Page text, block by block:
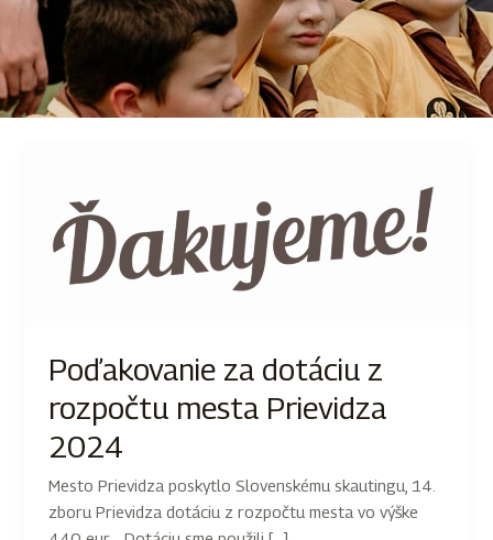
Poďakovanie za dotáciu z
rozpočtu mesta Prievidza
2024
Mesto Prievidza poskytlo Slovenskému skautingu, 14.
zboru Prievidza dotáciu z rozpočtu mesta vo výške